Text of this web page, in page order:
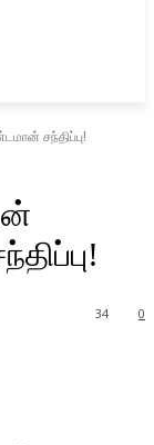
சந்திப்பு!
0
34